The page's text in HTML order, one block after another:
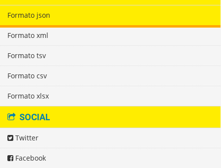
Formato json
Formato xml
Formato tsv
Formato csv
Formato xlsx
SOCIAL
Twitter
Facebook